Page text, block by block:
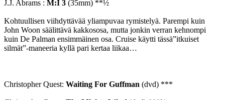
J.J. Abrams : M:I 3 (35mm) **½
Kohtuullisen viihdyttävää yliampuvaa rymistelyä. Parempi kuin
John Woon säälittävä kakkososa, mutta jonkin verran kehnompi
kuin De Palman ensimmäinen osa. Cruise käytti tässä”itkuiset
silmät”-maneeria kyllä pari kertaa liikaa…
Christopher Quest: Waiting For Guffman (dvd) ***